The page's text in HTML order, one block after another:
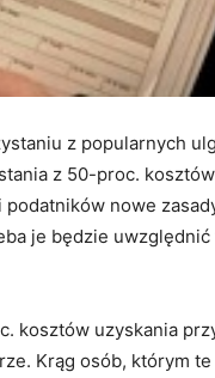
z popularnych
z 50-proc.
nowe
je będzie uwzględnić
kosztów uzyskania
Krąg osób, którym